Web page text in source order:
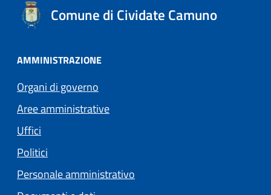
Comune di Cividate Camuno
AMMINISTRAZIONE
Organi di governo
Aree amministrative
Uffici
Politici
Personale amministrativo